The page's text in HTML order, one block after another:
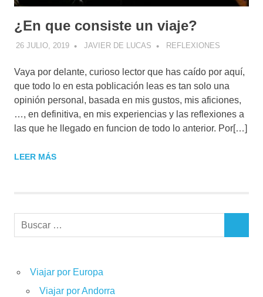
¿En que consiste un viaje?
26 JULIO, 2019 JAVIER DE LUCAS REFLEXIONES
Vaya por delante, curioso lector que has caído por aquí,
que todo lo en esta poblicación leas es tan solo una
opinión personal, basada en mis gustos, mis aficiones,
…, en definitiva, en mis experiencias y las reflexiones a
las que he llegado en funcion de todo lo anterior. Por[…]
LEER MÁS
Buscar:
Viajar por Europa
Viajar por Andorra